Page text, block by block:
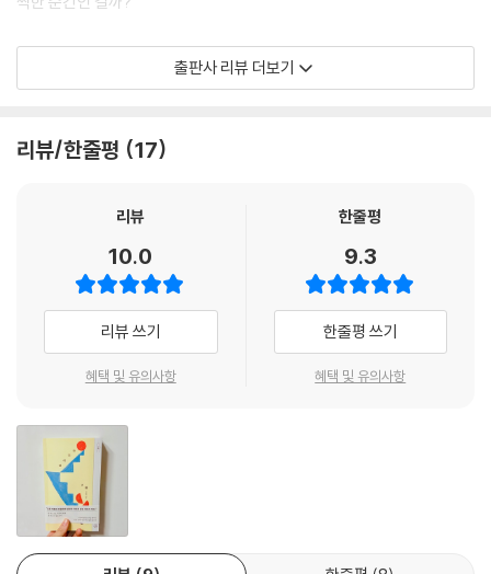
지 않는 법을. 살이 찐 나, 밥을 거르는 나, 안쓰럽게 말라버린 나, 백수가 되
어 얼굴이 핀 나. 모두 자리를 잡은 다음의 나만이 진짜가 아니라는 걸. 인
생이 복잡한 이유는 정답이 없어서가 아니라 정답이 많아서다.
게 된 그 사람들의 손에 붙들려 가다 보면, 내 시선에선 그늘이었던 세계가
환해졌다. 관심도 없었던 곳이었는데, 그 사람이 밟고 섰다는 이유로 내 눈
엔 그게 또 사랑스러웠다. 제법 효과적이지 않나? 하는 참이었다. 하지만
척만 해도 됐는데 그 모든 것들을 진짜 사랑하게 되었다. 나의 귀여운 사람
들이 내가 도망 다니던 미지로 나를 이끌어 준 거다.
--- 「살려는 자, 귀여워‘하’라」 중에서
하다. 구역질에 후들거리는 숨을 달래고 달랜다. 할머니와 단둘이 지어 먹
은 밥. 나만 아는 친구의 이야기. 그런 게 차라리 다 맛 좋은 음식에 가려졌
으면 얼마나 좋았을까.
그러니까 택시 기사님은 틀렸다. 단점은 아무런 힘이 없다. 스스로 걸어 나
기쁨 시리즈는 행복을 발견하는 작업이다. 우리 모두의 행복이 아니라 당
신의 행복을 찾아가는 여정이다. 누구도 행복으로 여기지 않았던 순간에
기쁨이 모여 우리의 다양성이 되기를 바란다.
‘기쁨 시리즈’의 세 번째, 『넘어지는 기쁨』
모든 어른의 마음속엔 영원히 자라지 않는 아이가 있다. 그 아이는 어른이
숨기고 싶어 하는 빈틈을 지니고 있다. 그 빈틈은 유년 시절의 기억일 수도
있고, 그로 인해 생긴 나의 결핍일 수도 있다. 빈틈이 손쉽게 약점이 되고,
약점이 비난할 거리가 되는 세상에서, 빈틈을 드러내기란 점점 더 어려운
일이 되어간다. 그렇게 우리는 나를 더 숨긴다. 빈틈을 아무도 눈치채지 못
간다. 언젠가 모두에게 빈틈을 들키고 말 거야, 언젠가 크게 넘어지고 말 거
야, 불안해하면서 말이다. 하지만 아무리 조심하고 주의해도 살다 보면 넘
어질 수밖에 없다. 넘어지고 아파하며 나의 빈틈을 미워하게 된다. 스스로
나의 빈틈을 인정하지 못하면 누구도 사랑할 수 없다. 나를 사랑하는 사람
이 수천 명이라고 하더라도, 나를 원망하느라 누구도 마주하지 못한다. 마
음 안의 어린아이는 그렇게 끊임없이 다치고, 우리는 ‘어른’이 되지 못하는
출판사 리뷰 더보기
리뷰/한줄평 17
리뷰
10.0
리뷰 쓰기
혜택 및 유의사항
한줄평
9.3
한줄평 쓰기
혜택 및 유의사항